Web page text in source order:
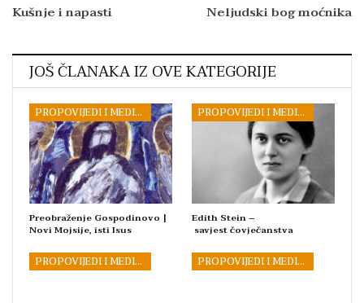
Kušnje i napasti Neljudski bog moćnika
JOŠ ČLANAKA IZ OVE KATEGORIJE
PROPOVIJEDI I MEDITACIJE
Preobraženje Gospodinovo |
Novi Mojsije, isti Isus
PROPOVIJEDI I MEDITACIJE
Edith Stein –
savjest čovječanstva
PROPOVIJEDI I MEDITACIJE PROPOVIJEDI I MEDITACIJE